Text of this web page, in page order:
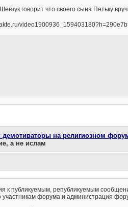
говорит что своего сына Петьку
демотиваторы на религиозном
а не ислам
к публикуемым, републикуемым
форума и администрация